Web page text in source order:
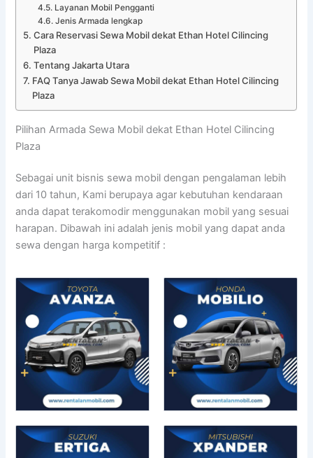
Layanan Mobil Pengganti
Jenis Armada lengkap
Cara Reservasi Sewa Mobil dekat Ethan Hotel Cilincing
Plaza
Tentang Jakarta Utara
FAQ Tanya Jawab Sewa Mobil dekat Ethan Hotel Cilincing
Plaza
Pilihan Armada Sewa Mobil dekat Ethan Hotel Cilincing
Plaza
Sebagai unit bisnis sewa mobil dengan pengalaman lebih
dari 10 tahun, Kami berupaya agar kebutuhan kendaraan
anda dapat terakomodir menggunakan mobil yang sesuai
harapan. Dibawah ini adalah jenis mobil yang dapat anda
sewa dengan harga kompetitif :